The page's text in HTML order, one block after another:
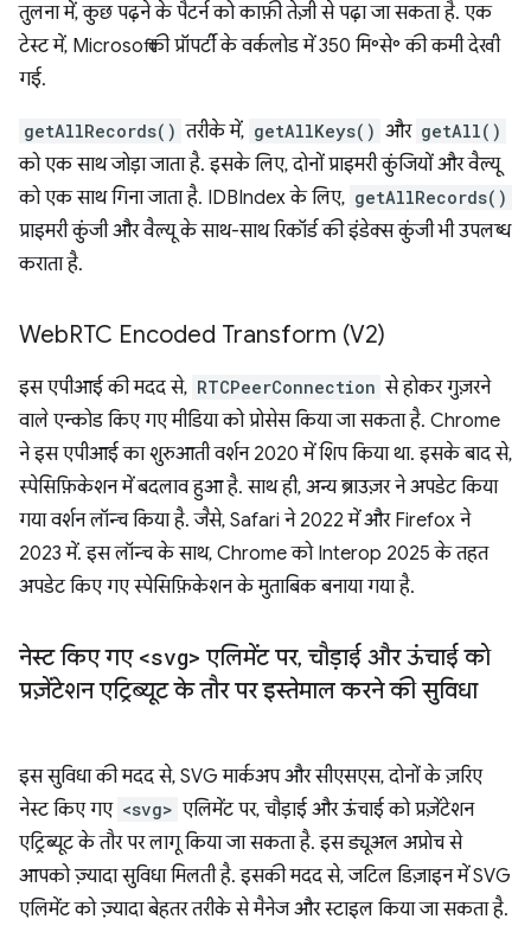
तुलना में, कुछ पढ़ने के पैटर्न को काफ़ी तेज़ी से पढ़ा जा सकता है. एक
टेस्ट में, Microsoft की प्रॉपर्टी के वर्कलोड में 350 मि॰से॰ की कमी देखी
गई.
getAllRecords() तरीके में, getAllKeys() और getAll()
को एक साथ जोड़ा जाता है. इसके लिए, दोनों प्राइमरी कुंजियों और वैल्यू
को एक साथ गिना जाता है. IDBIndex के लिए, getAllRecords()
प्राइमरी कुंजी और वैल्यू के साथ-साथ रिकॉर्ड की इंडेक्स कुंजी भी उपलब्ध
कराता है.
WebRTC Encoded Transform (V2)
इस एपीआई की मदद से, RTCPeerConnection से होकर गुज़रने
वाले एन्कोड किए गए मीडिया को प्रोसेस किया जा सकता है. Chrome
ने इस एपीआई का शुरुआती वर्शन 2020 में शिप किया था. इसके बाद से,
स्पेसिफ़िकेशन में बदलाव हुआ है. साथ ही, अन्य ब्राउज़र ने अपडेट किया
गया वर्शन लॉन्च किया है. जैसे, Safari ने 2022 में और Firefox ने
2023 में. इस लॉन्च के साथ, Chrome को Interop 2025 के तहत
अपडेट किए गए स्पेसिफ़िकेशन के मुताबिक बनाया गया है.
नेस्ट किए गए <svg> एलिमेंट पर, चौड़ाई और ऊंचाई को
प्रज़ेंटेशन एट्रिब्यूट के तौर पर इस्तेमाल करने की सुविधा
इस सुविधा की मदद से, SVG मार्कअप और सीएसएस, दोनों के ज़रिए
नेस्ट किए गए <svg> एलिमेंट पर, चौड़ाई और ऊंचाई को प्रज़ेंटेशन
एट्रिब्यूट के तौर पर लागू किया जा सकता है. इस ड्यूअल अप्रोच से
आपको ज़्यादा सुविधा मिलती है. इसकी मदद से, जटिल डिज़ाइन में SVG
एलिमेंट को ज़्यादा बेहतर तरीके से मैनेज और स्टाइल किया जा सकता है.